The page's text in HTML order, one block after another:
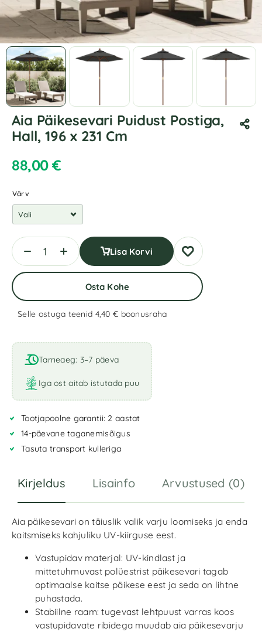
Aia Päikesevari Puidust Postiga,
Hall, 196 x 231 Cm
88,00€
Värv
Lisa Korvi
Osta Kohe
Selle ostuga teenid 4,40 € boonusraha
l
t
e
r
n
t
i
Tarneaeg: 3–7 päeva
Iga ost aitab istutada puu
Tootjapoolne garantii: 2 aastat
14-päevane taganemisõigus
Tasuta transport kulleriga
Kirjeldus Lisainfo Arvustused (0)
Aia päikesevari on täiuslik valik varju loomiseks ja enda
kaitsmiseks kahjuliku UV-kiirguse eest.
Vastupidav materjal: UV-kindlast ja
mittetuhmuvast polüestrist päikesevari tagab
optimaalse kaitse päikese eest ja seda on lihtne
puhastada.
Stabiilne raam: tugevast lehtpuust varras koos
vastupidavate ribidega muudab aia päikesevarju